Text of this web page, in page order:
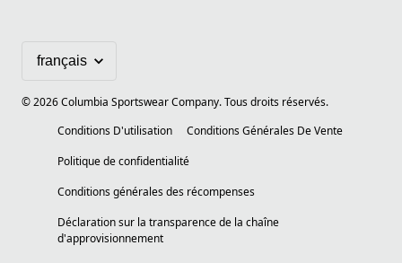
©2026Columbia Sportswear Company. Tous droits réservés.
Conditions D'utilisation
Conditions Générales De Vente
Politique de confidentialité
Conditions générales des récompenses
Déclaration sur la transparence de la chaîne
d'approvisionnement